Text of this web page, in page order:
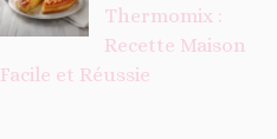
Thermomix :
Recette Maison
Facile et Réussie